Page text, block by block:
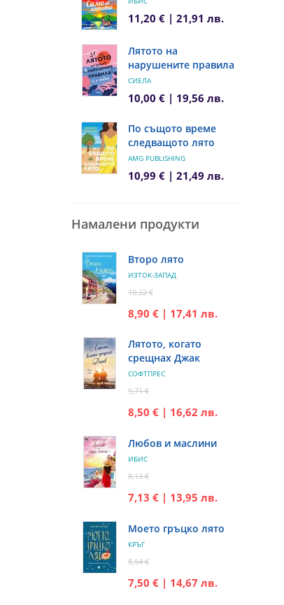
11,20 € | 21,91 лв.
Лятото на
нарушените правила
СИЕЛА
10,00 € | 19,56 лв.
По същото време
следващото лято
AMG PUBLISHING
10,99 € | 21,49 лв.
Намалени продукти
Второ лято
ИЗТОК-ЗАПАД
10,22 €
8,90 € | 17,41 лв.
Лятото, когато
срещнах Джак
СОФТПРЕС
9,71 €
8,50 € | 16,62 лв.
Любов и маслини
ИБИС
8,13 €
7,13 € | 13,95 лв.
Моето гръцко лято
КРЪГ
8,64 €
7,50 € | 14,67 лв.